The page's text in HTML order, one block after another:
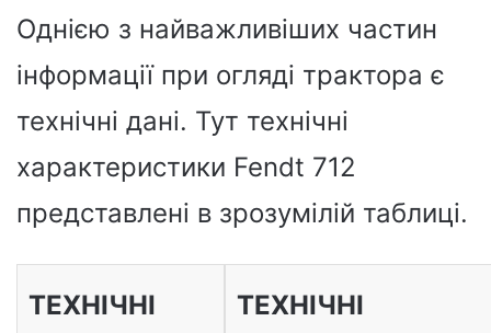
Однією з найважливіших частин
інформації при огляді трактора є
технічні дані. Тут технічні
характеристики Fendt 712
представлені в зрозумілій таблиці.
ТЕХНІЧНІ
ТЕХНІЧНІ